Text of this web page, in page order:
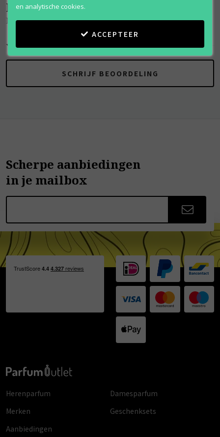
Beoordelingen
Man Black Cologne
SCHRIJF BEOORDELING
Scherpe aanbiedingen
in je mailbox
Herenparfum
Damesparfum
Merken
Geschenksets
Aanbiedingen
en analytische cookies.
ACCEPTEER